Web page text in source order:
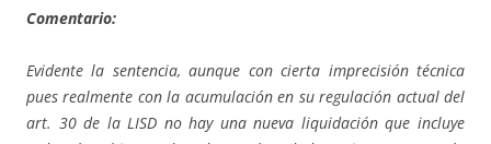
Comentario:
Evidente la sentencia, aunque con cierta imprecisión técnica
pues realmente con la acumulación en su regulación actual del
art. 30 de la LISD no hay una nueva liquidación que incluye